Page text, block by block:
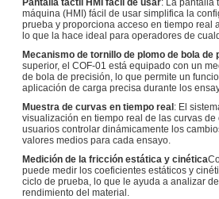
Pantalla táctil HMI fácil de usar: La pantalla
máquina (HMI) fácil de usar simplifica la
prueba y proporciona acceso en tiempo real
lo que la hace ideal para operadores de
Mecanismo de tornillo de plomo de bola de
superior, el COF-01 está equipado con un
de bola de precisión, lo que permite un
aplicación de carga precisa durante los
Muestra de curvas en tiempo real: El
visualización en tiempo real de las curvas
usuarios controlar dinámicamente los
valores medios para cada ensayo.
Medición de la fricción estática y cinética
puede medir los coeficientes estáticos y
ciclo de prueba, lo que le ayuda a analizar
rendimiento del material.